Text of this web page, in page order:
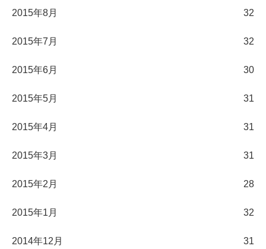
2015年8月 32
2015年7月 32
2015年6月 30
2015年5月 31
2015年4月 31
2015年3月 31
2015年2月 28
2015年1月 32
2014年12月 31